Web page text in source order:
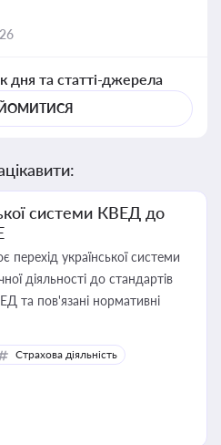
дня та статті-джерела
системи КВЕД до
перехід української системи
діяльності до стандартів
та пов'язані нормативні
Страхова діяльність